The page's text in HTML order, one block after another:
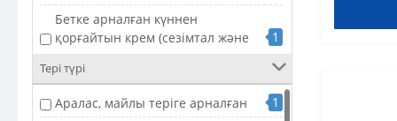
Бетке арналған күннен
қорғайтын крем (сезімтал және
1
Бетке арналған күннен
қорғайтын сұйықтық
1
Тері түрі
Аралас, майлы теріге арналған
1